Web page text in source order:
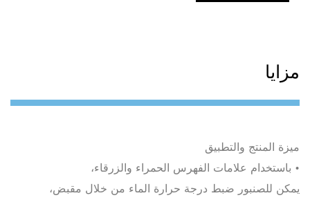
مزايا
ميزة المنتج والتطبيق
• باستخدام علامات الفهرس الحمراء والزرقاء،
يمكن للصنبور ضبط درجة حرارة الماء من خلال مقبض،